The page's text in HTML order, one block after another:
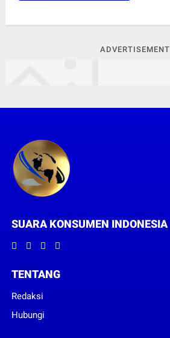
ADVERTISEMENT
SUARA KONSUMEN INDONESIA
TENTANG
Redaksi
Hubungi